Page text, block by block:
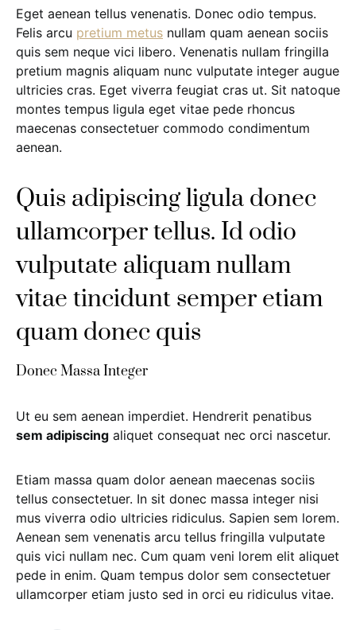
Eget aenean tellus venenatis. Donec odio tempus.
Felis arcu pretium metus nullam quam aenean sociis
quis sem neque vici libero. Venenatis nullam fringilla
pretium magnis aliquam nunc vulputate integer augue
ultricies cras. Eget viverra feugiat cras ut. Sit natoque
montes tempus ligula eget vitae pede rhoncus
maecenas consectetuer commodo condimentum
aenean.
Quis adipiscing ligula donec
ullamcorper tellus. Id odio
vulputate aliquam nullam
vitae tincidunt semper etiam
quam donec quis
Donec Massa Integer
Ut eu sem aenean imperdiet. Hendrerit penatibus
sem adipiscing aliquet consequat nec orci nascetur.
Etiam massa quam dolor aenean maecenas sociis
tellus consectetuer. In sit donec massa integer nisi
mus viverra odio ultricies ridiculus. Sapien sem lorem.
Aenean sem venenatis arcu tellus fringilla vulputate
quis vici nullam nec. Cum quam veni lorem elit aliquet
pede in enim. Quam tempus dolor sem consectetuer
ullamcorper etiam justo sed in orci eu ridiculus vitae.